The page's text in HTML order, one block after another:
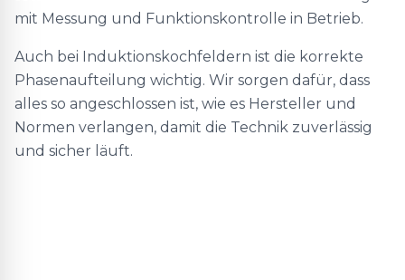
mit Messung und Funktionskontrolle in Betrieb.
Auch bei Induktionskochfeldern ist die korrekte
Phasenaufteilung wichtig. Wir sorgen dafür, dass
alles so angeschlossen ist, wie es Hersteller und
Normen verlangen, damit die Technik zuverlässig
und sicher läuft.